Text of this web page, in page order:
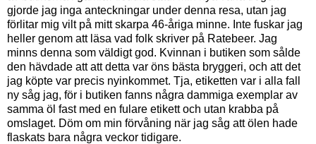
gjorde jag inga anteckningar under denna resa, utan jag
förlitar mig vilt på mitt skarpa 46-åriga minne. Inte fuskar jag
heller genom att läsa vad folk skriver på Ratebeer. Jag
minns denna som väldigt god. Kvinnan i butiken som sålde
den hävdade att att detta var öns bästa bryggeri, och att det
jag köpte var precis nyinkommet. Tja, etiketten var i alla fall
ny såg jag, för i butiken fanns några dammiga exemplar av
samma öl fast med en fulare etikett och utan krabba på
omslaget. Döm om min förvåning när jag såg att ölen hade
flaskats bara några veckor tidigare.